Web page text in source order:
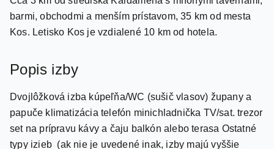
barmi, obchodmi a menším prístavom, 35 km od mesta
Kos. Letisko Kos je vzdialené 10 km od hotela.
Popis izby
Dvojlôžková izba kúpeľňa/WC (sušič vlasov) župany a
papuče klimatizácia telefón minichladnička TV/sat. trezor
set na prípravu kávy a čaju balkón alebo terasa Ostatné
typy izieb (ak nie je uvedené inak, izby majú vyššie